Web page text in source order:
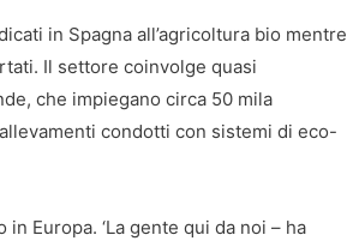
in Spagna all’agricoltura bio mentre
Il settore coinvolge quasi
che impiegano circa 50 mila
condotti con sistemi di eco-
Europa. ‘La gente qui da noi – ha